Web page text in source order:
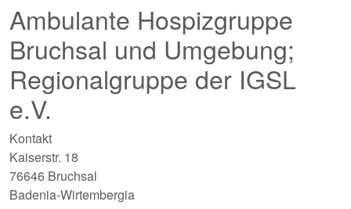
Ambulante Hospizgruppe
Bruchsal und Umgebung;
Regionalgruppe der IGSL
e.V.
Kontakt
Kaiserstr. 18
76646 Bruchsal
Badenia-Wirtembergia